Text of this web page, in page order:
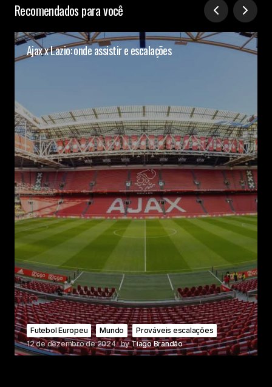
Recomendados para você
Ajax x Lazio: onde assistir e escalações
Futebol Europeu Mundo
Prováveis escalações
12 de dezembro de 2024 byTiago Brandão